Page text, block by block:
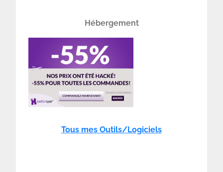
Hébergement
Tous mes Outils/Logiciels